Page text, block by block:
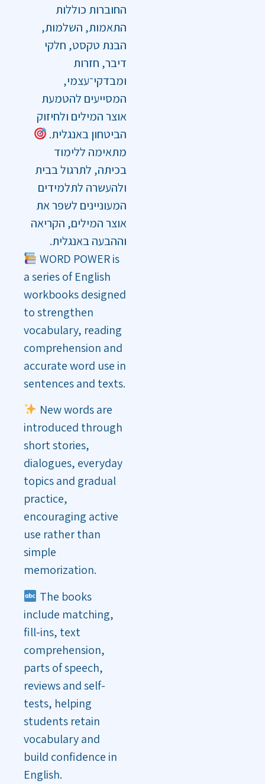
החוברות כוללות
התאמות, השלמות,
הבנת טקסט, חלקי
דיבר, חזרות
ומבדקי־עצמי,
המסייעים להטמעת
אוצר המילים ולחיזוק
הביטחון באנגלית.
מתאימה ללימוד
בכיתה, לתרגול בבית
ולהעשרה לתלמידים
המעוניינים לשפר את
אוצר המילים, הקריאה
וההבעה באנגלית.
WORD POWER is
a series of English
workbooks designed
to strengthen
vocabulary, reading
comprehension and
accurate word use in
sentences and texts.
New words are
introduced through
short stories,
dialogues, everyday
topics and gradual
practice,
encouraging active
use rather than
simple
memorization.
The books
include matching,
fill-ins, text
comprehension,
parts of speech,
reviews and self-
tests, helping
students retain
vocabulary and
build confidence in
English.